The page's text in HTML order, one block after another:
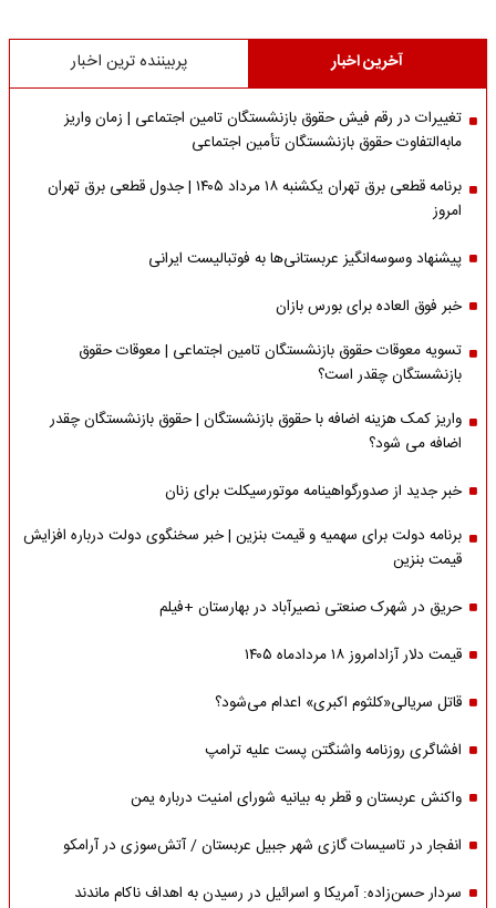
آخرین اخبار پربیننده ترین اخبار
تغییرات در رقم فیش حقوق بازنشستگان تامین اجتماعی | زمان واریز
مابه‌التفاوت حقوق بازنشستگان تأمین اجتماعی
برنامه قطعی برق تهران یکشنبه ۱۸ مرداد ۱۴۰۵ | جدول قطعی برق تهران
امروز
پیشنهاد وسوسه‌انگیز عربستانی‌ها به فوتبالیست ایرانی
خبر فوق العاده برای بورس بازان
تسویه معوقات حقوق بازنشستگان تامین اجتماعی | معوقات حقوق
بازنشستگان چقدر است؟
واریز کمک هزینه اضافه با حقوق بازنشستگان | حقوق بازنشستگان چقدر
اضافه می شود؟
خبر جدید از صدورگواهینامه موتورسیکلت برای زنان
برنامه دولت برای سهمیه و قیمت بنزین | خبر سخنگوی دولت درباره افزایش
قیمت بنزین
حریق در شهرک صنعتی نصیرآباد در بهارستان +فیلم
قیمت دلار آزادامروز ۱۸ مردادماه ۱۴۰۵
قاتل سریالی«کلثوم اکبری» اعدام می‌شود؟
افشاگری روزنامه واشنگتن پست علیه ترامپ
واکنش عربستان و قطر به بیانیه شورای امنیت درباره یمن
انفجار در تاسیسات گازی شهر جبیل عربستان / آتش‌سوزی در آرامکو
سردار حسن‌زاده: آمریکا و اسرائیل در رسیدن به اهداف ناکام ماندند